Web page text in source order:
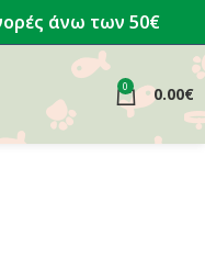
άνω των 50€
0 0.00€